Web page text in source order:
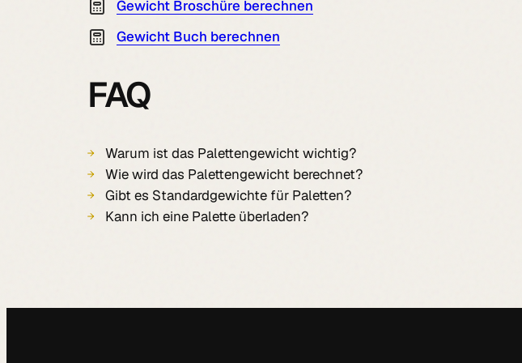
Gewicht Broschüre berechnen
Gewicht Buch berechnen
FAQ
Warum ist das Palettengewicht wichtig?
Wie wird das Palettengewicht berechnet?
Gibt es Standardgewichte für Paletten?
Kann ich eine Palette überladen?